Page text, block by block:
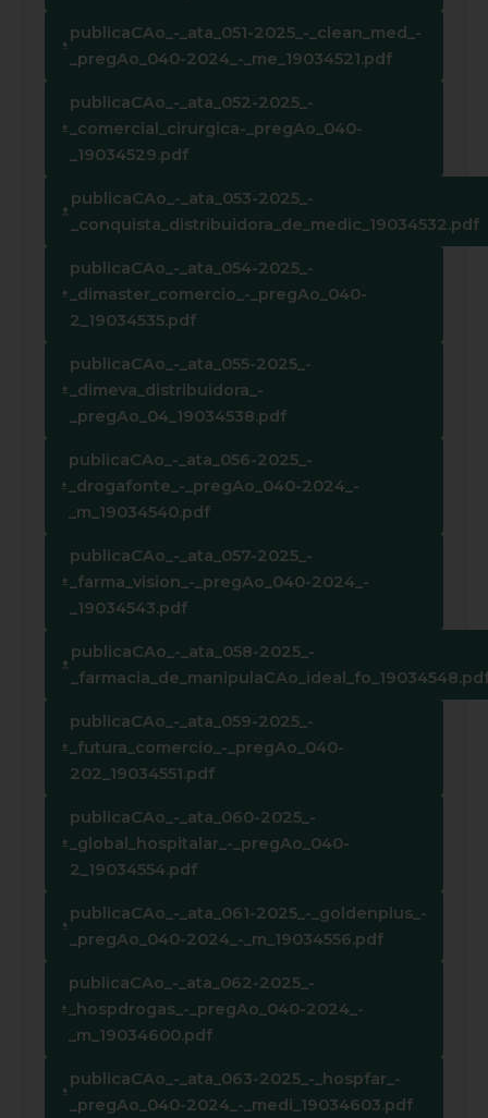
publicaCAo_-_ata_051-2025_-_clean_med_-
_pregAo_040-2024_-_me_19034521.pdf
publicaCAo_-_ata_052-2025_-
_comercial_cirurgica-_pregAo_040-
_19034529.pdf
publicaCAo_-_ata_053-2025_-
_conquista_distribuidora_de_medic_19034532.pdf
publicaCAo_-_ata_054-2025_-
_dimaster_comercio_-_pregAo_040-
2_19034535.pdf
publicaCAo_-_ata_055-2025_-
_dimeva_distribuidora_-
_pregAo_04_19034538.pdf
publicaCAo_-_ata_056-2025_-
_drogafonte_-_pregAo_040-2024_-
_m_19034540.pdf
publicaCAo_-_ata_057-2025_-
_farma_vision_-_pregAo_040-2024_-
_19034543.pdf
publicaCAo_-_ata_058-2025_-
publicaCAo_-_ata_059-2025_-
_futura_comercio_-_pregAo_040-
202_19034551.pdf
publicaCAo_-_ata_060-2025_-
_global_hospitalar_-_pregAo_040-
2_19034554.pdf
publicaCAo_-_ata_061-2025_-_goldenplus_-
_pregAo_040-2024_-_m_19034556.pdf
publicaCAo_-_ata_062-2025_-
_hospdrogas_-_pregAo_040-2024_-
_m_19034600.pdf
publicaCAo_-_ata_063-2025_-_hospfar_-
_pregAo_040-2024_-_medi_19034603.pdf